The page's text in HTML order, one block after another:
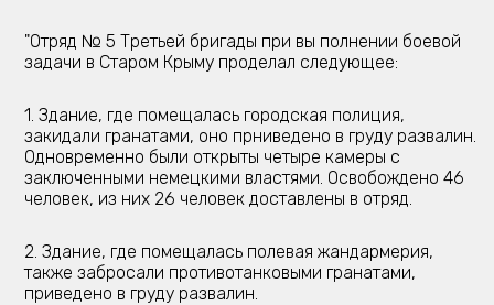
"Отряд № 5 Третьей бригады при вы полнении боевой
задачи в Старом Крыму проделал следующее:
1. Здание, где помещалась городская полиция,
закидали гранатами, оно прниведено в груду развалин.
Одновременно были открыты четыре камеры с
заключенными немецкими властями. Освобождено 46
человек, из них 26 человек доставлены в отряд.
2. Здание, где помещалась полевая жандармерия,
также забросали противотанковыми гранатами,
приведено в груду развалин.